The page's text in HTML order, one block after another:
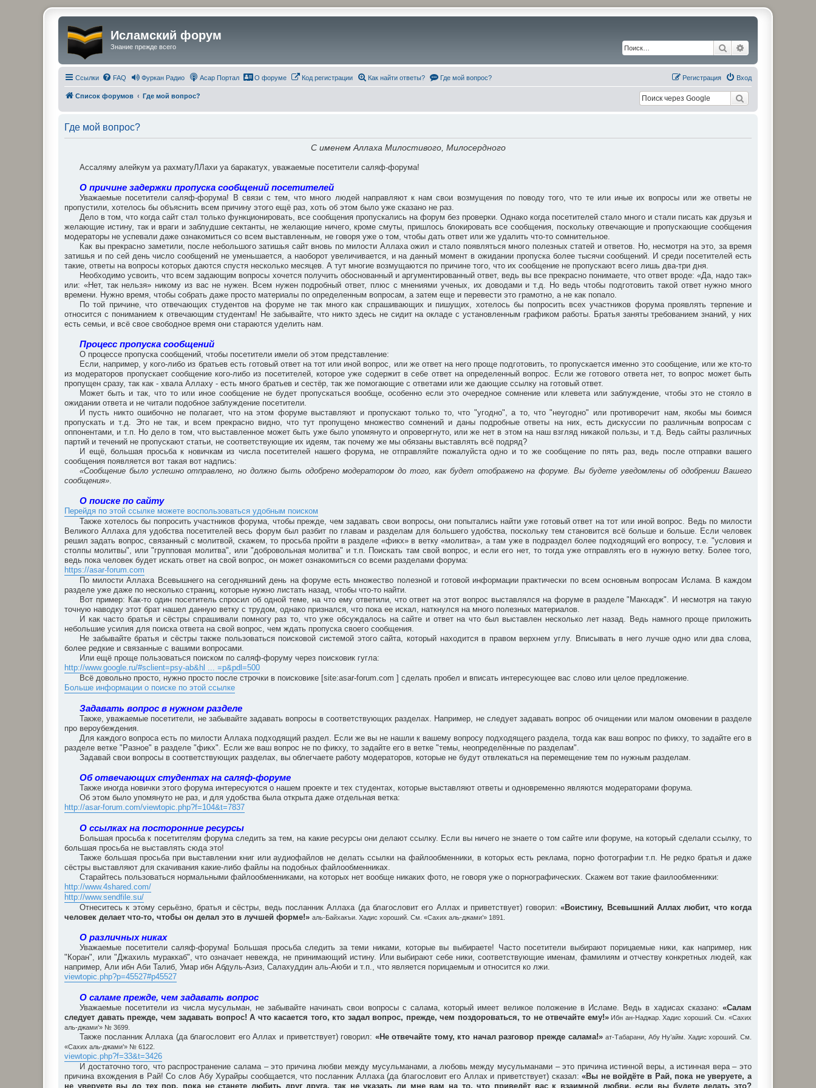
Исламский форум
Знание прежде всего Поиск
Ссылки FAQ Фуркан Радио Асар Портал О форуме Код регистрации Как найти ответы? Где мой вопрос? Вход
Регистрация
Список форумов Где мой вопрос?
Где мой вопрос?
С именем Аллаха Милостивого, Милосердного
Ассаляму алейкум уа рахматуЛЛахи уа баракатух, уважаемые посетители саляф-форума!
О причине задержки пропуска сообщений посетителей
Уважаемые посетители саляф-форума! В связи с тем, что много людей направляют к нам свои возмущения по поводу того, что те или иные их вопросы или же ответы не
пропустили, хотелось бы объяснить всем причину этого ещё раз, хоть об этом было уже сказано не раз.
Дело в том, что когда сайт стал только функционировать, все сообщения пропускались на форум без проверки. Однако когда посетителей стало много и стали писать как друзья и
желающие истину, так и враги и заблудшие сектанты, не желающие ничего, кроме смуты, пришлось блокировать все сообщения, поскольку отвечающие и пропускающие сообщения
модераторы не успевали даже ознакомиться со всем выставленным, не говоря уже о том, чтобы дать ответ или же удалить что-то сомнительное.
Как вы прекрасно заметили, после небольшого затишья сайт вновь по милости Аллаха ожил и стало появляться много полезных статей и ответов. Но, несмотря на это, за время
затишья и по сей день число сообщений не уменьшается, а наоборот увеличивается, и на данный момент в ожидании пропуска более тысячи сообщений. И среди посетителей есть
такие, ответы на вопросы которых даются спустя несколько месяцев. А тут многие возмущаются по причине того, что их сообщение не пропускают всего лишь два-три дня.
Необходимо усвоить, что всем задающим вопросы хочется получить обоснованный и аргументированный ответ, ведь вы все прекрасно понимаете, что ответ вроде: «Да, надо так»
или: «Нет, так нельзя» никому из вас не нужен. Всем нужен подробный ответ, плюс с мнениями ученых, их доводами и т.д. Но ведь чтобы подготовить такой ответ нужно много
времени. Нужно время, чтобы собрать даже просто материалы по определенным вопросам, а затем еще и перевести это грамотно, а не как попало.
По той причине, что отвечающих студентов на форуме не так много как спрашивающих и пишущих, хотелось бы попросить всех участников форума проявлять терпение и
относится с пониманием к отвечающим студентам! Не забывайте, что никто здесь не сидит на окладе с установленным графиком работы. Братья заняты требованием знаний, у них
есть семьи, и всё свое свободное время они стараются уделить нам.
Процесс пропуска сообщений
О процессе пропуска сообщений, чтобы посетители имели об этом представление:
Если, например, у кого-либо из братьев есть готовый ответ на тот или иной вопрос, или же ответ на него проще подготовить, то пропускается именно это сообщение, или же кто-то
из модераторов пропускает сообщение кого-либо из посетителей, которое уже содержит в себе ответ на определенный вопрос. Если же готового ответа нет, то вопрос может быть
пропущен сразу, так как - хвала Аллаху - есть много братьев и сестёр, так же помогающие с ответами или же дающие ссылку на готовый ответ.
Может быть и так, что то или иное сообщение не будет пропускаться вообще, особенно если это очередное сомнение или клевета или заблуждение, чтобы это не стояло в
ожидании ответа и не читали подобное заблуждение посетители.
И пусть никто ошибочно не полагает, что на этом форуме выставляют и пропускают только то, что "угодно", а то, что "неугодно" или противоречит нам, якобы мы боимся
пропускать и т.д. Это не так, и всем прекрасно видно, что тут пропущено множество сомнений и даны подробные ответы на них, есть дискуссии по различным вопросам с
оппонентами, и т.п. Но дело в том, что выставленное может быть уже было упомянуто и опровергнуто, или же нет в этом на наш взгляд никакой пользы, и т.д. Ведь сайты различных
партий и течений не пропускают статьи, не соответствующие их идеям, так почему же мы обязаны выставлять всё подряд?
И ещё, большая просьба к новичкам из числа посетителей нашего форума, не отправляйте пожалуйста одно и то же сообщение по пять раз, ведь после отправки вашего
сообщения появляется вот такая вот надпись:
«Сообщение было успешно отправлено, но должно быть одобрено модератором до того, как будет отображено на форуме. Вы будете уведомлены об одобрении Вашего
сообщения»
О поиске по сайту
Перейдя по этой ссылке можете воспользоваться удобным поиском
Также хотелось бы попросить участников форума, чтобы прежде, чем задавать свои вопросы, они попытались найти уже готовый ответ на тот или иной вопрос. Ведь по милости
Великого Аллаха для удобства посетителей весь форум был разбит по главам и разделам для большего удобства, поскольку тем становится всё больше и больше. Если человек
решил задать вопрос, связанный с молитвой, скажем, то просьба пройти в разделе «фикх» в ветку «молитва», а там уже в подраздел более подходящий его вопросу, т.е. "условия и
столпы молитвы", или "групповая молитва", или "добровольная молитва" и т.п. Поискать там свой вопрос, и если его нет, то тогда уже отправлять его в нужную ветку. Более того,
ведь пока человек будет искать ответ на свой вопрос, он может ознакомиться со всеми разделами форума:
https://asar-forum.com
По милости Аллаха Всевышнего на сегодняшний день на форуме есть множество полезной и готовой информации практически по всем основным вопросам Ислама. В каждом
разделе уже даже по несколько страниц, которые нужно листать назад, чтобы что-то найти.
Вот пример: Как-то один посетитель спросил об одной теме, на что ему ответили, что ответ на этот вопрос выставлялся на форуме в разделе "Манхадж". И несмотря на такую
точную наводку этот брат нашел данную ветку с трудом, однако признался, что пока ее искал, наткнулся на много полезных материалов.
И как часто братья и сёстры спрашивали помногу раз то, что уже обсуждалось на сайте и ответ на что был выставлен несколько лет назад. Ведь намного проще приложить
небольшие усилия для поиска ответа на свой вопрос, чем ждать пропуска своего сообщения.
Не забывайте братья и сёстры также пользоваться поисковой системой этого сайта, который находится в правом верхнем углу. Вписывать в него лучше одно или два слова,
более редкие и связанные с вашими вопросами.
Или ещё проще пользоваться поиском по саляф-форуму через поисковик гугла:
http://www.google.ru/#sclient=psy-ab&hl ... =p&pdl=500
Всё довольно просто, нужно просто после строчки в поисковике [site:asar-forum.com ] сделать пробел и вписать интересующее вас слово или целое предложение.
Больше информации о поиске по этой ссылке
Задавать вопрос в нужном разделе
Также, уважаемые посетители, не забывайте задавать вопросы в соответствующих разделах. Например, не следует задавать вопрос об очищении или малом омовении в разделе
про вероубеждения.
Для каждого вопроса есть по милости Аллаха подходящий раздел. Если же вы не нашли к вашему вопросу подходящего раздела, тогда как ваш вопрос по фикху, то задайте его в
разделе ветке "Разное" в разделе "фикх". Если же ваш вопрос не по фикху, то задайте его в ветке "темы, неопределённые по разделам".
Задавай свои вопросы в соответствующих разделах, вы облегчаете работу модераторов, которые не будут отвлекаться на перемещение тем по нужным разделам.
Об отвечающих студентах на саляф-форуме
Также иногда новички этого форума интересуются о нашем проекте и тех студентах, которые выставляют ответы и одновременно являются модераторами форума.
Об этом было упомянуто не раз, и для удобства была открыта даже отдельная ветка:
http://asar-forum.com/viewtopic.php?f=104&t=7837
О ссылках на посторонние ресурсы
Большая просьба к посетителям форума следить за тем, на какие ресурсы они делают ссылку. Если вы ничего не знаете о том сайте или форуме, на который сделали ссылку, то
большая просьба не выставлять сюда это!
Также большая просьба при выставлении книг или аудиофайлов не делать ссылки на файлообменники, в которых есть реклама, порно фотографии т.п. Не редко братья и даже
сёстры выставляют для скачивания какие-либо файлы на подобных файлообменниках.
Старайтесь пользоваться нормальными файлообменниками, на которых нет вообще никаких фото, не говоря уже о порнографических. Скажем вот такие фаилообменники:
http://www.4shared.com/
http://www.sendfile.su/
Отнеситесь к этому серьёзно, братья и сёстры, ведь посланник Аллаха (да благословит его Аллах и приветствует) говорил:«Воистину, Всевышний Аллах любит, что когда
человек делает что-то, чтобы он делал это в лучшей форме!» аль-Байхакъи. Хадис хороший. См. «Сахих аль-джами’» 1891.
О различных никах
Уважаемые посетители саляф-форума! Большая просьба следить за теми никами, которые вы выбираете! Часто посетители выбирают порицаемые ники, как например, ник
"Коран", или "Джахиль мураккаб", что означает невежда, не принимающий истину. Или выбирают себе ники, соответствующие именам, фамилиям и отчеству конкретных людей, как
например, Али ибн Аби Талиб, Умар ибн Абдуль-Азиз, Салахуддин аль-Аюби и т.п., что является порицаемым и относится ко лжи.
viewtopic.php?p=45527#p45527
О саламе прежде, чем задавать вопрос
Уважаемые посетители из числа мусульман, не забывайте начинать свои вопросы с салама, который имеет великое положение в Исламе. Ведь в хадисах сказано: «Салам
следует давать прежде, чем задавать вопрос! А что касается того, кто задал вопрос, прежде, чем поздороваться, то не отвечайте ему!»Ибн ан-Наджар. Хадис хороший. См. «Сахих
аль-джами’» № 3699.
Также посланник Аллаха (да благословит его Аллах и приветствует) говорил: «Не отвечайте тому, кто начал разговор прежде салама!» ат-Табарани, Абу Ну’айм. Хадис хороший. См.
«Сахих аль-джами’» № 6122.
viewtopic.php?f=33&t=3426
И достаточно того, что распространение салама – это причина любви между мусульманами, а любовь между мусульманами – это причина истинной веры, а истинная вера – это
причина вхождения в Рай! Со слов Абу Хурайры сообщается, что посланник Аллаха (да благословит его Аллах и приветствует) сказал:«Вы не войдёте в Рай, пока не уверуете, а
не уверуете вы до тех пор, пока не станете любить друг друга, так не указать ли мне вам на то, что приведёт вас к взаимной любви, если вы будете делать это?